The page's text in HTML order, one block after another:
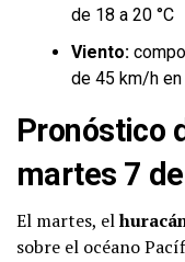
de 18 a 20 °C
Viento:
de 45 km/h
Pronóstico
martes 7
El martes, el
sobre el océano